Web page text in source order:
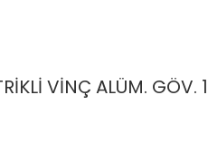
VİNÇ ALÜM. GÖV.